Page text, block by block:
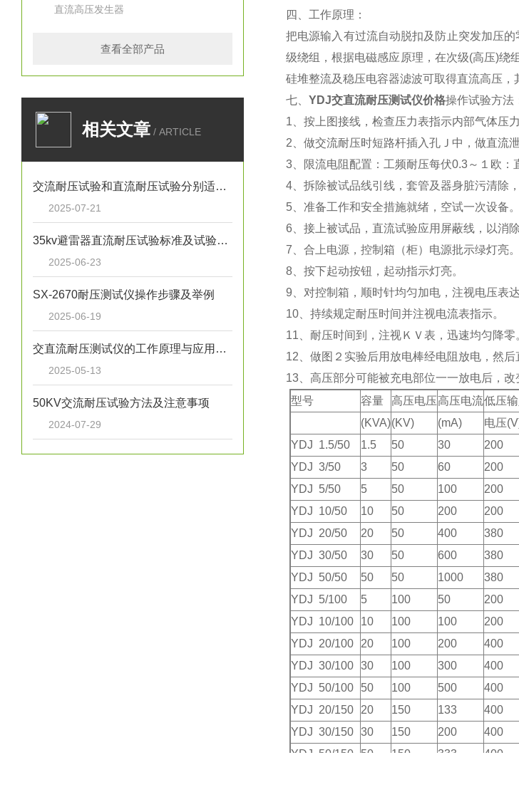
直流高压发生器
查看全部产品
相关文章 / ARTICLE
交流耐压试验和直流耐压试验分别适用于哪些设备
2025-07-21
35kv避雷器直流耐压试验标准及试验方案
2025-06-23
SX-2670耐压测试仪操作步骤及举例
2025-06-19
交直流耐压测试仪的工作原理与应用领域
2025-05-13
50KV交流耐压试验方法及注意事项
2024-07-29
四、工作原理：
把电源输入有过流自动脱扣及防止突发加压
级绕组，根据电磁感应原理，在次级(高压)绕
硅堆整流及稳压电容器滤波可取得直流高压，
七、 YDJ交直流耐压测试仪价格操作试验方法
1、按上图接线，检查压力表指示内部气体压
2、做交流耐压时短路杆插入孔Ｊ中，做直流
3、限流电阻配置：工频耐压每伏0.3～１欧：
4、拆除被试品线引线，套管及器身脏污清除
5、准备工作和安全措施就绪，空试一次设备。
6、接上被试品，直流试验应用屏蔽线，以消除
7、合上电源，控制箱（柜）电源批示绿灯亮。
8、按下起动按钮，起动指示灯亮。
9、对控制箱，顺时针均匀加电，注视电压表
10、持续规定耐压时间并注视电流表指示。
11、耐压时间到，注视ＫＶ表，迅速均匀降零
12、做图２实验后用放电棒经电阻放电，然后
13、高压部分可能被充电部位一一放电后，
型号
容量 高压电压高压电流低压输
(KVA)(KV) (mA) 电压
YDJ 1.5/50
1.5 50 30 200
YDJ 3/50
3 50 60 200
YDJ 5/50
5 50 100 200
YDJ 10/50
10 50 200 200
YDJ 20/50
20 50 400 380
YDJ 30/50
30 50 600 380
YDJ 50/50
50 50 1000 380
YDJ 5/100
5 100 50 200
YDJ 10/100
10 100 100 200
YDJ 20/100
20 100 200 400
YDJ 30/100
30 100 300 400
YDJ 50/100
50 100 500 400
YDJ 20/150
20 150 133 400
YDJ 30/150
30 150 200 400
YDJ 50/150 50 150 333 400